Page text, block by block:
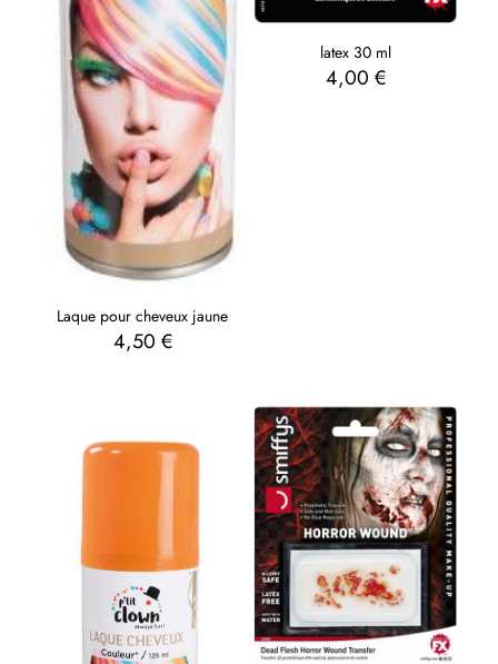
Laque pour cheveux jaune
4,50 €
latex 30 ml
4,00 €